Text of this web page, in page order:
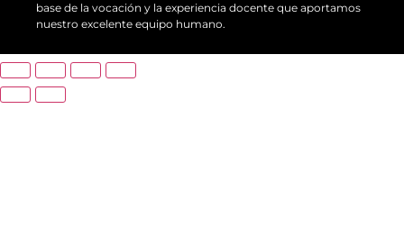
base de la vocación y la experiencia docente que aportamos
nuestro excelente equipo humano.